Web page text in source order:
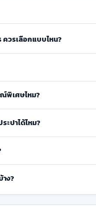
ควรเลือกแบบไหน?
พิเศษไหม?
ะปาได้ไหม?
ง?